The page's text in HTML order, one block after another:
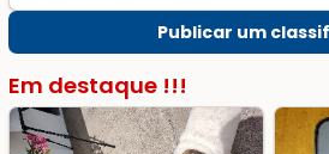
Publicar um
Em destaque !!!